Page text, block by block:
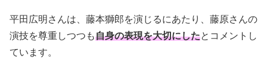
平田広明さんは、藤本獅郎を演じるにあたり、藤原さんの
演技を尊重しつつも自身の表現を大切にしたとコメントし
ています。